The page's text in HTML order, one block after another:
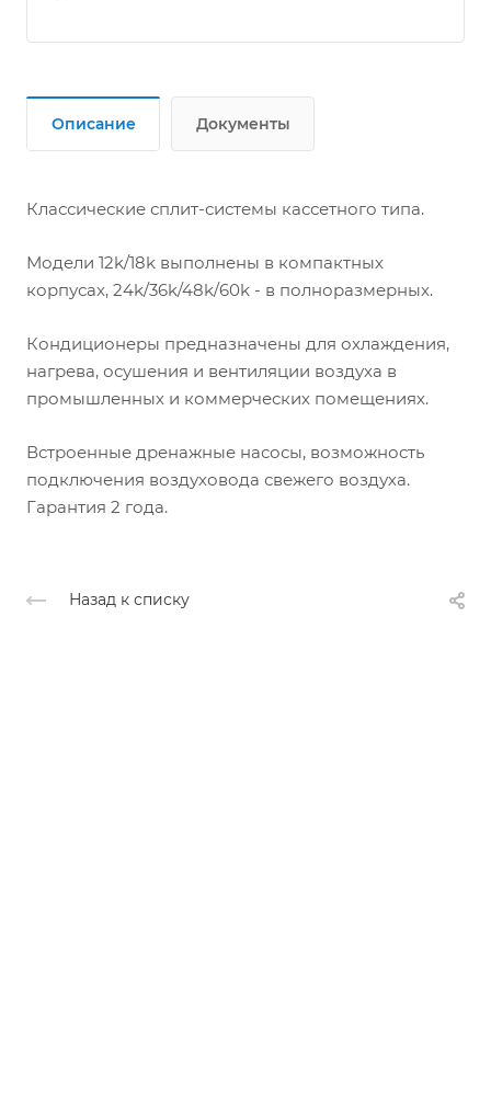
некоторых моделях)
● Универсальный наружный блок для всех
типов внутренних блоков
подъёма до 1200 мм
теплообменников Blue Fin
● Озонобезопасный хладагент R410A
● Функция авторестарта / перезапуска после
Описание Документы
Классические сплит-системы кассетного типа.
Модели 12k/18k выполнены в компактных
корпусах, 24k/36k/48k/60k - в полноразмерных.
Кондиционеры предназначены для охлаждения,
нагрева, осушения и вентиляции воздуха в
промышленных и коммерческих помещениях.
Встроенные дренажные насосы, возможность
подключения воздуховода свежего воздуха.
Гарантия 2 года.
Назад к списку